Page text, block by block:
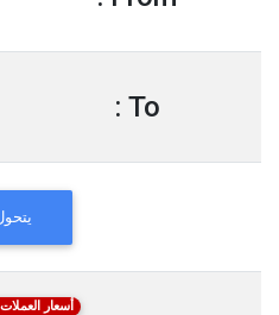
To :
أسعار العملات